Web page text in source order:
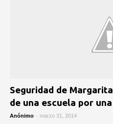
Seguridad de
de una escuela por
Anónimo - marzo 31, 2014